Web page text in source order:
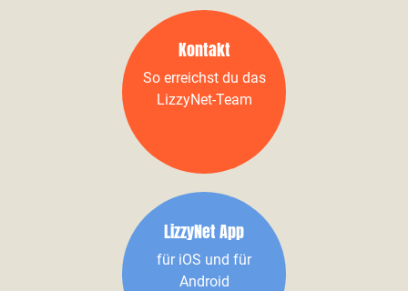
Kontakt
So erreichst du das
LizzyNet-Team
LizzyNet App
für iOS und für
Android